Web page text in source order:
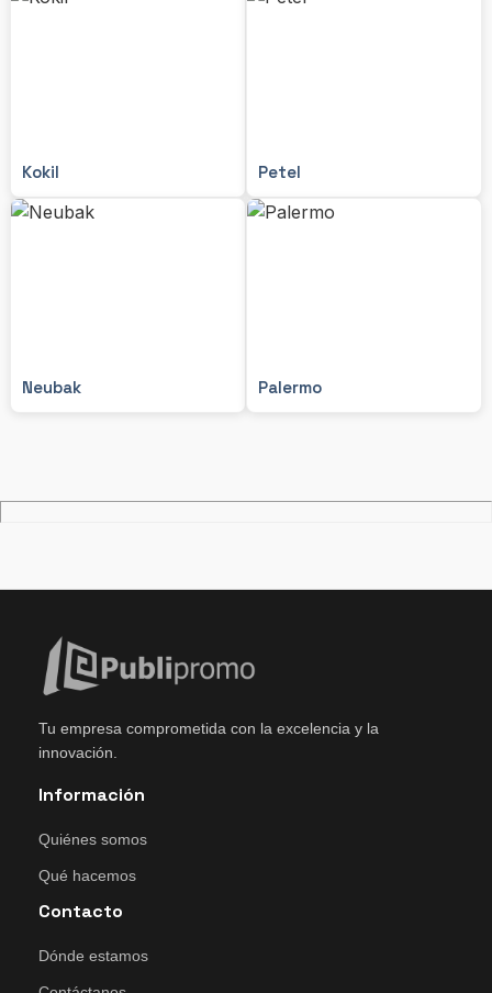
Kokil Petel
Neubak Palermo
Tu empresa comprometida con la excelencia y la
innovación.
Información
Quiénes somos
Qué hacemos
Contacto
Dónde estamos